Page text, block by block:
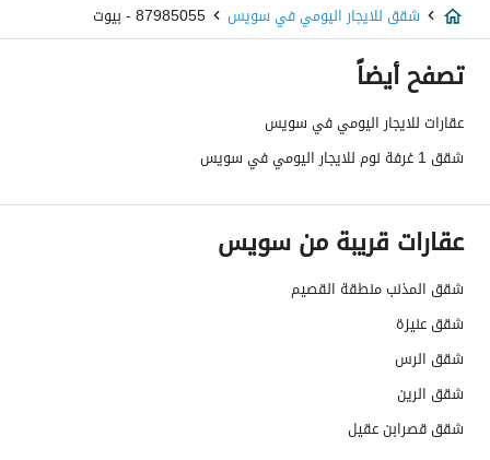
شقق للايجار اليومي في سويس 87985055 - بيوت
تصفح أيضاً
عقارات للايجار اليومي في سويس
شقق 1 غرفة نوم للايجار اليومي في سويس
عقارات قريبة من سويس
شقق المذنب منطقة القصيم
شقق عنيزة
شقق الرس
شقق الرين
شقق قصرابن عقيل